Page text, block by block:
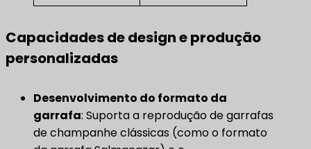
Capacidades de design e produção
personalizadas
Desenvolvimento do formato da
garrafa: Suporta a reprodução de garrafas
de champanhe clássicas (como o formato